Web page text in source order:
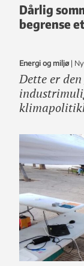
Dårlig
begrense
Energi og miljø |
Dette er